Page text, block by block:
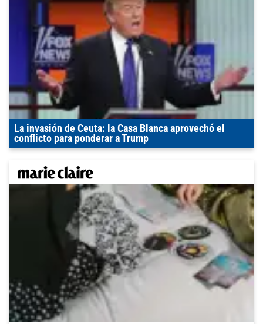
La invasión de Ceuta: la Casa Blanca aprovechó el
conflicto para ponderar a Trump